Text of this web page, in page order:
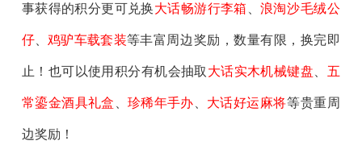
事获得的积分更可兑换大话畅游行李箱 浪淘沙毛绒公
仔、 鸡驴车载套装等丰富周边奖励，数量有限，换完即
止！也可以使用积分有机会抽取 大话实木机械键盘 五
常鎏金酒具礼盒 珍稀年手办 大话好运麻将等贵重周
边奖励！